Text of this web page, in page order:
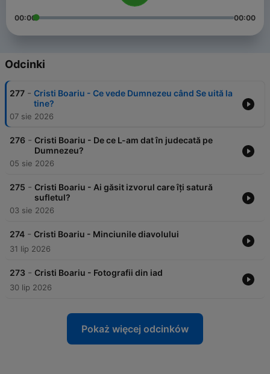
00:00 00:00
Odcinki
277 - Cristi Boariu - Ce vede Dumnezeu când Se uită la
tine?
07 sie 2026
276 - Cristi Boariu - De ce L-am dat în judecată pe
Dumnezeu?
05 sie 2026
275 - Cristi Boariu - Ai găsit izvorul care îți satură
sufletul?
03 sie 2026
274 - Cristi Boariu - Minciunile diavolului
31 lip 2026
273 - Cristi Boariu - Fotografii din iad
30 lip 2026
Pokaż więcej odcinków